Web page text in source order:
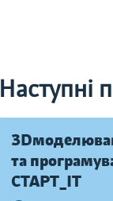
Наступні
та
СТАРТ_ІТ